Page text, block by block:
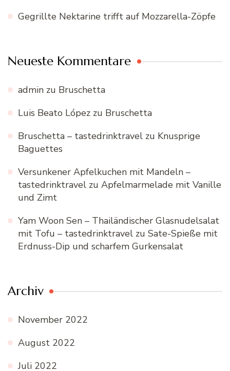
Gegrillte Nektarine trifft auf Mozzarella-Zöpfe
Neueste Kommentare
admin zu Bruschetta
Luis Beato López zu Bruschetta
Bruschetta – tastedrinktravel zu Knusprige
Baguettes
Versunkener Apfelkuchen mit Mandeln –
tastedrinktravel zu Apfelmarmelade mit Vanille
und Zimt
Yam Woon Sen – Thailändischer Glasnudelsalat
mit Tofu – tastedrinktravel zu Sate-Spieße mit
Erdnuss-Dip und scharfem Gurkensalat
Archiv
November 2022
August 2022
Juli 2022